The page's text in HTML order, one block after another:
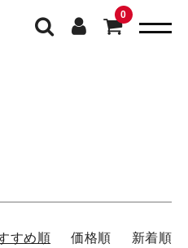
0
すめ順 価格順 新着順